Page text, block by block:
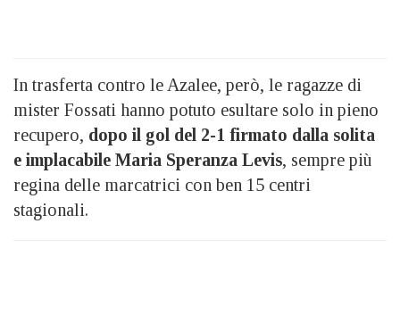
In trasferta contro le Azalee, però, le ragazze di
mister Fossati hanno potuto esultare solo in pieno
recupero, dopo il gol del 2-1 firmato dalla solita
e implacabile Maria Speranza Levis, sempre più
regina delle marcatrici con ben 15 centri
stagionali.